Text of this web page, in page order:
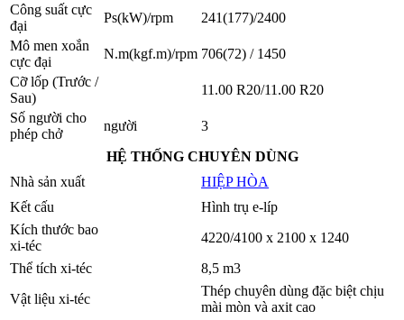
Công suất cực
đại
Ps(kW)/rpm
241(177)/2400
Mô men xoắn
cực đại
N.m(kgf.m)/rpm 706(72) / 1450
Cỡ lốp (Trước /
Sau)
11.00 R20/11.00 R20
Số người cho
phép chở
người
3
HỆ THỐNG CHUYÊN DÙNG
Nhà sản xuất
HIỆP HÒA
Kết cấu
Hình trụ e-líp
Kích thước bao
xi-téc
4220/4100 x 2100 x 1240
Thể tích xi-téc
8,5 m3
Vật liệu xi-téc
Thép chuyên dùng đặc biệt chịu
mài mòn và axit cao